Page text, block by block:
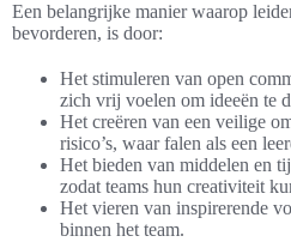
Een belangrijke manier waarop
bevorderen, is door:
Het stimuleren van open
zich vrij voelen om ideeën te
Het creëren van een veilige
risico’s, waar falen als een
Het bieden van middelen en
zodat teams hun creativiteit
Het vieren van inspirerende
binnen het team.